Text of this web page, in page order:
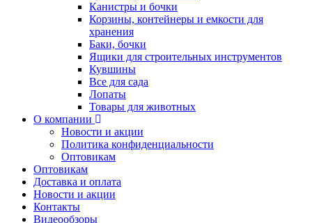
Канистры и бочки
Корзины, контейнеры и емкости для
хранения
Баки, бочки
Ящики для строительных инструментов
Кувшины
Все для сада
Лопаты
Товары для животных
О компании
Новости и акции
Политика конфиденциальности
Оптовикам
Оптовикам
Доставка и оплата
Новости и акции
Контакты
Видеообзоры